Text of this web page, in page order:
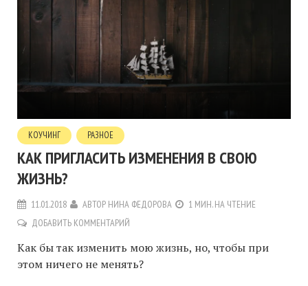
КОУЧИНГ РАЗНОЕ
КАК ПРИГЛАСИТЬ ИЗМЕНЕНИЯ В СВОЮ
ЖИЗНЬ?
11.01.2018 АВТОР НИНА ФЕДОРОВА
1 МИН. НА ЧТЕНИЕ
ДОБАВИТЬ КОММЕНТАРИЙ
Как бы так изменить мою жизнь, но, чтобы при
этом ничего не менять?